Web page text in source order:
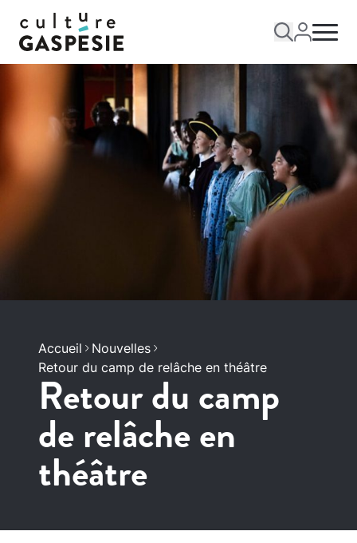
Accueil
Nouvelles
Retour du camp de relâche en théâtre
Retour du camp
de relâche en
théâtre